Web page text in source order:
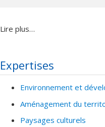
internationaux, soit l’École
Lire plus…
Expertises
Environnement et
Aménagement du
Paysages culturels